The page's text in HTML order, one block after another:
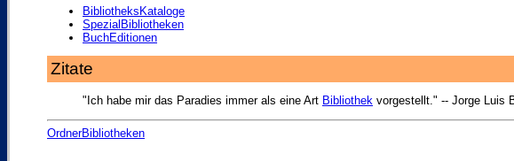
BibliotheksKataloge
SpezialBibliotheken
BuchEditionen
Zitate
"Ich habe mir das Paradies immer als eine Art Bibliothek vorgestellt." -- Jorge Luis
OrdnerBibliotheken